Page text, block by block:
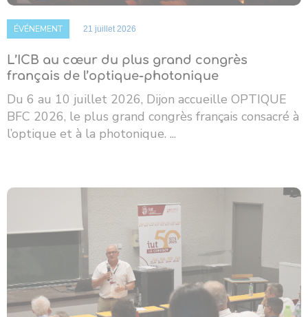
ÉVÉNEMENT 21 juillet 2026
L’ICB au cœur du plus grand congrès
français de l’optique-photonique
Du 6 au 10 juillet 2026, Dijon accueille OPTIQUE
BFC 2026, le plus grand congrès français consacré à
l’optique et à la photonique. ...